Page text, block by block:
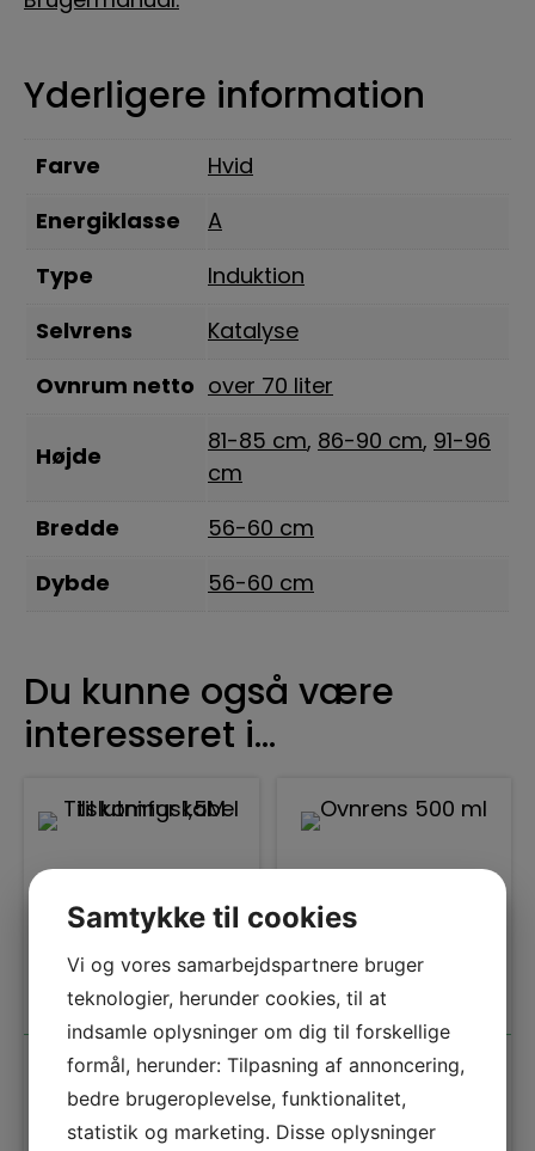
Yderligere information
Farve Hvid
Energiklasse A
Type Induktion
Selvrens Katalyse
Ovnrum netto over 70 liter
Højde
81-85 cm, 86-90 cm, 91-96
cm
Bredde 56-60 cm
Dybde 56-60 cm
Du kunne også være
interesseret i…
Tilbehør
Tilslutningskabel
til komfur 1,5M
Tilbehør
Ovnrens 500
ml
Samtykke til cookies
Vi og vores samarbejdspartnere bruger
teknologier, herunder cookies, til at
indsamle oplysninger om dig til forskellige
formål, herunder: Tilpasning af annoncering,
bedre brugeroplevelse, funktionalitet,
statistik og marketing. Disse oplysninger